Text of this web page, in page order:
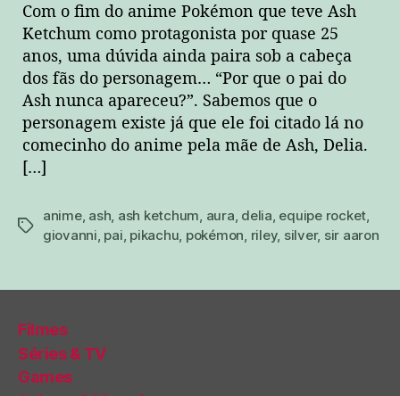
Com o fim do anime Pokémon que teve Ash
Ketchum como protagonista por quase 25
anos, uma dúvida ainda paira sob a cabeça
dos fãs do personagem… “Por que o pai do
Ash nunca apareceu?”. Sabemos que o
personagem existe já que ele foi citado lá no
comecinho do anime pela mãe de Ash, Delia.
[…]
tags
anime, ash ash ketchum aura delia equipe rocket
giovanni pai pikachu pokémon riley, silver, sir aaron
Filmes
Séries & TV
Games